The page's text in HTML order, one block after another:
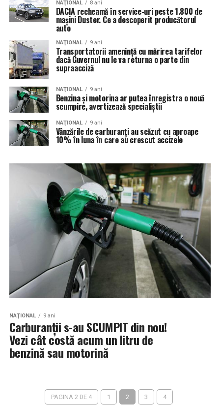
NAŢIONAL 8 ani
DACIA recheamă în service-uri peste 1.800 de
maşini Duster. Ce a descoperit producătorul
auto
NAŢIONAL 9 ani
Transportatorii ameninţă cu mărirea tarifelor
dacă Guvernul nu le va returna o parte din
supraacciză
NAŢIONAL 9 ani
Benzina și motorina ar putea înregistra o nouă
scumpire, avertizează specialiștii
NAŢIONAL 9 ani
Vânzările de carburanţi au scăzut cu aproape
10% în luna în care au crescut accizele
NAŢIONAL 9 ani
Carburanţii s-au SCUMPIT din nou!
Vezi cât costă acum un litru de
benzină sau motorină
PAGINA 2 DE 4 1 2 3 4